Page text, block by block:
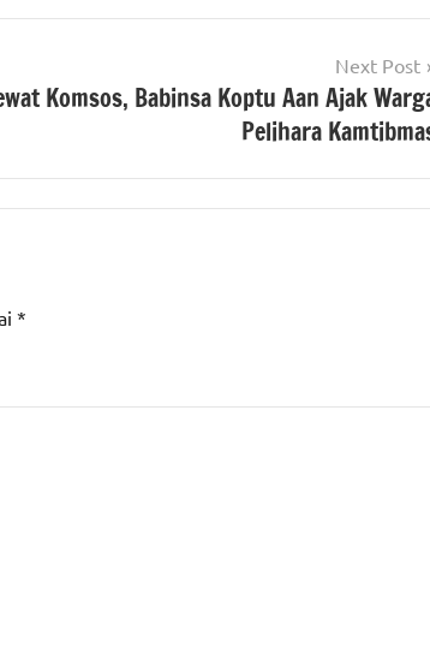
Next Post
Komsos, Babinsa Koptu Aan Ajak
Pelihara
*